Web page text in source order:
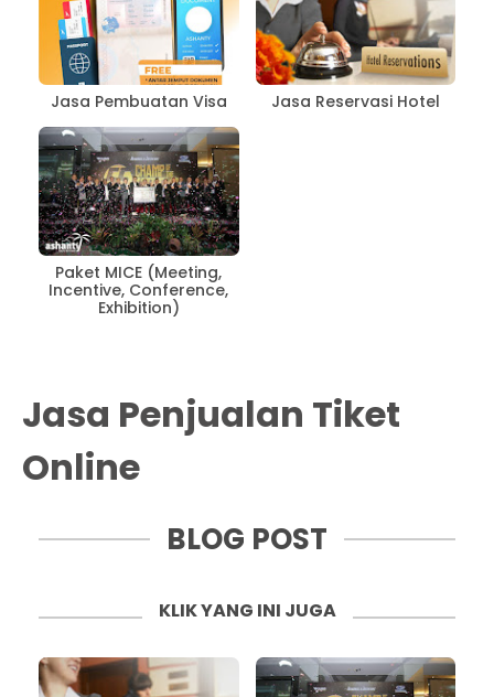
Jasa Pembuatan Visa Jasa Reservasi Hotel
Paket MICE (Meeting,
Incentive, Conference,
Exhibition)
Jasa Penjualan Tiket
Online
BLOG POST
KLIK YANG INI JUGA